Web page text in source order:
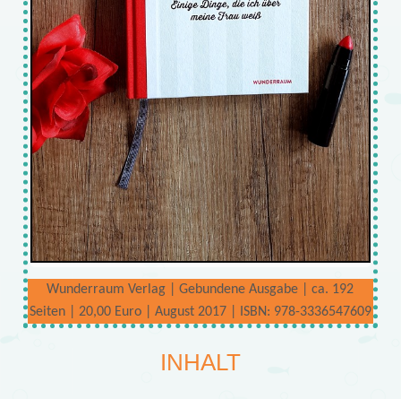
Wunderraum Verlag | Gebundene Ausgabe | ca. 192
Seiten | 20,00 Euro | August 2017 | ISBN: 978-3336547609
INHALT